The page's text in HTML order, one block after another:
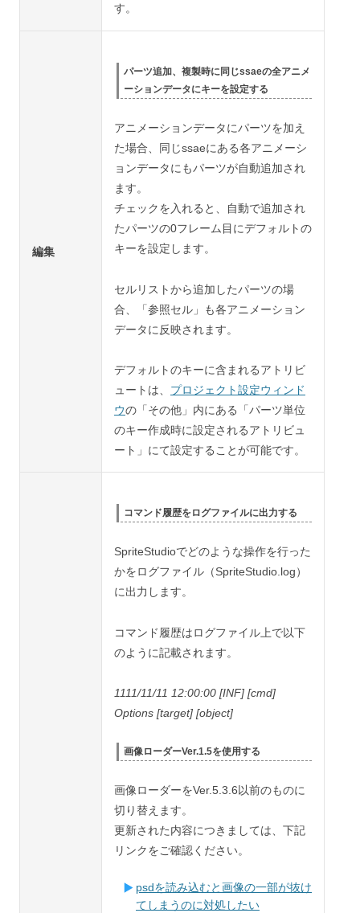
す。
編集
パーツ追加、複製時に同じssaeの全アニメ
ーションデータにキーを設定する
アニメーションデータにパーツを加え
た場合、同じssaeにある各アニメーシ
ョンデータにもパーツが自動追加され
ます。
チェックを入れると、自動で追加され
たパーツの0フレーム目にデフォルトの
キーを設定します。
セルリストから追加したパーツの場
合、「参照セル」も各アニメーション
データに反映されます。
デフォルトのキーに含まれるアトリビ
ュートは、 プロジェクト設定ウィンド
ウの「その他」内にある「パーツ単位
のキー作成時に設定されるアトリビュ
ート」にて設定することが可能です。
コマンド履歴をログファイルに出力する
SpriteStudioでどのような操作を行った
かをログファイル（SpriteStudio.log）
に出力します。
コマンド履歴はログファイル上で以下
のように記載されます。
1111/11/11 12:00:00 [INF] [cmd]
Options [target] [object]
画像ローダーVer.1.5を使用する
画像ローダーをVer.5.3.6以前のものに
切り替えます。
更新された内容につきましては、下記
リンクをご確認ください。
psdを読み込むと画像の一部が抜け
てしまうのに対処したい